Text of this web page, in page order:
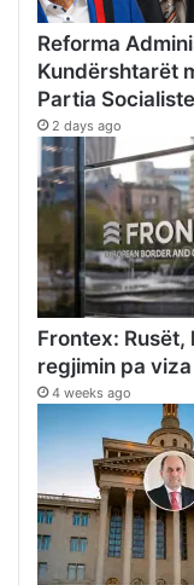
Reforma
Kundërshtarët
Partia Socialiste
2 days ago
Frontex:
regjimin pa
4 weeks ago